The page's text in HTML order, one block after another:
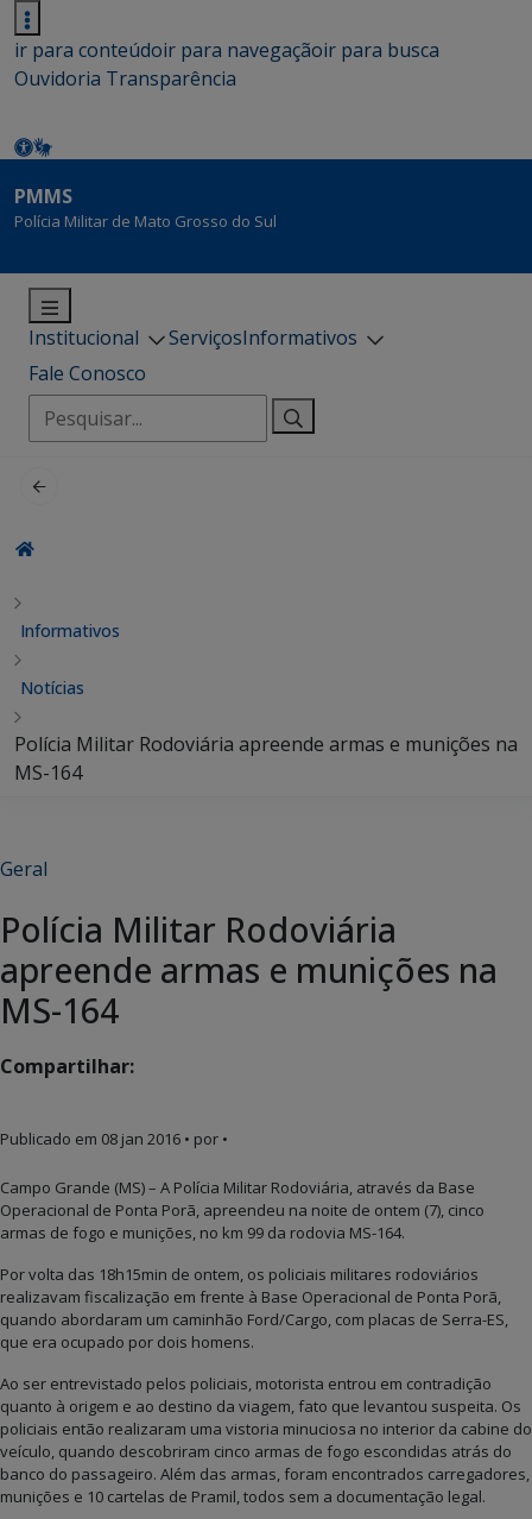
ir para conteúdoir para navegaçãoir para busca
Ouvidoria Transparência
PMMS
Polícia Militar de Mato Grosso do Sul
Institucional ServiçosInformativos
Fale Conosco
Pesquisar
por:
Informativos
Notícias
Polícia Militar Rodoviária apreende armas e munições na
MS-164
Geral
Polícia Militar Rodoviária
apreende armas e munições na
MS-164
Compartilhar:
Publicado em 08 jan 2016 • por •
Campo Grande (MS) – A Polícia Militar Rodoviária, através da Base
Operacional de Ponta Porã, apreendeu na noite de ontem (7), cinco
armas de fogo e munições, no km 99 da rodovia MS-164.
Por volta das 18h15min de ontem, os policiais militares rodoviários
realizavam fiscalização em frente à Base Operacional de Ponta Porã,
quando abordaram um caminhão Ford/Cargo, com placas de Serra-ES,
que era ocupado por dois homens.
Ao ser entrevistado pelos policiais, motorista entrou em contradição
quanto à origem e ao destino da viagem, fato que levantou suspeita. Os
policiais então realizaram uma vistoria minuciosa no interior da cabine do
veículo, quando descobriram cinco armas de fogo escondidas atrás do
banco do passageiro. Além das armas, foram encontrados carregadores,
munições e 10 cartelas de Pramil, todos sem a documentação legal.